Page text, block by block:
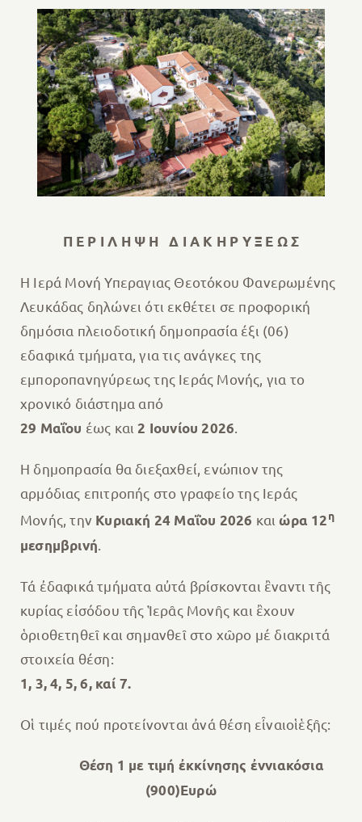
Π Ε Ρ Ι Λ Η Ψ Η Δ Ι Α Κ Η Ρ Υ Ξ Ε Ω Σ
Η Ιερά Μονή Υπεραγιας Θεοτόκου Φανερωμένης
Λευκάδας δηλώνει ότι εκθέτει σε προφορική
δημόσια πλειοδοτική δημοπρασία έξι (06)
εδαφικά τμήματα, για τις ανάγκες της
εμποροπανηγύρεως της Ιεράς Μονής, για το
χρονικό διάστημα από
29 Μαΐου έως και 2 Ιουνίου 2026.
Η δημοπρασία θα διεξαχθεί, ενώπιον της
αρμόδιας επιτροπής στο γραφείο της Ιεράς
Μονής, την Κυριακή 24 Μαΐου 2026 και ώρα 12η
μεσημβρινή
Τά ἐδαφικά τμήματα αὐτά βρίσκονται ἒναντι τῆς
κυρίας εἰσόδου τῆς Ἱερᾶς Μονῆς και ἒχουν
ὁριοθετηθεῖ και σημανθεῖ στο χῶρο μέ διακριτά
στοιχεία θέση:
1, 3, 4, 5, 6, καί 7.
Οἱ τιμές πού προτείνονται ἀνά θέση εἶναιοἱἑξῆς:
Θέση 1 με τιμή ἐκκίνησης ἐννιακόσια
(900)Ευρώ